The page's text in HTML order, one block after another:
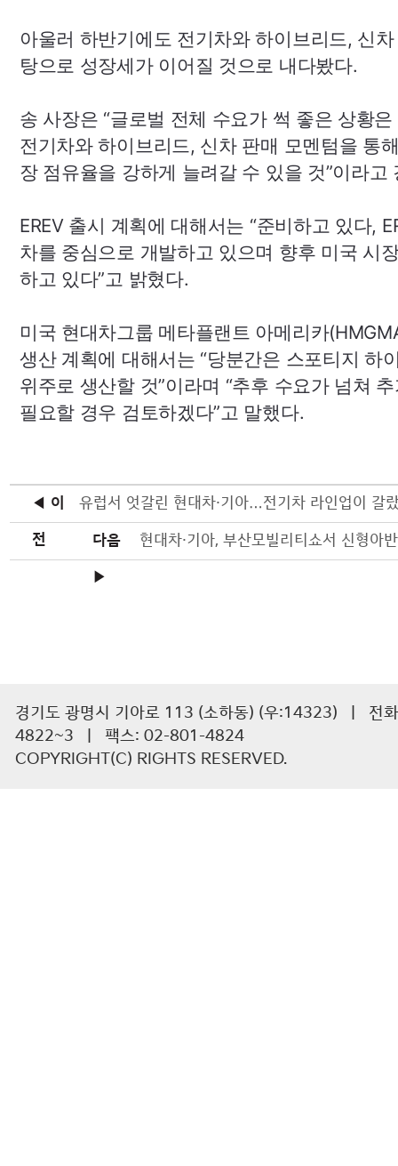
아울러 하반기에도 전기차와 하이브리드, 신
탕으로 성장세가 이어질 것으로 내다봤다.
송 사장은 “글로벌 전체 수요가 썩 좋은 상황
전기차와 하이브리드, 신차 판매 모멘텀을 통
장 점유율을 강하게 늘려갈 수 있을 것”이라고
EREV출시 계획에 대해서는 “준비하고 있다,
차를 중심으로 개발하고 있으며 향후 미국 시
하고 있다”고 밝혔다.
미국 현대차그룹 메타플랜트 아메리카(
생산 계획에 대해서는 “당분간은 스포티지 하
위주로 생산할 것”이라며 “추후 수요가 넘쳐
필요할 경우 검토하겠다”고 말했다.
◀ 이
전
유럽서 엇갈린 현대차·기아…전기차 라인업이 갈
다음
▶
경기도 광명시 기아로 113 (소하동) (우:14323) | 전
4822~3 | 팩스: 02-801-4824
COPYRIGHT(C) RIGHTS RESERVED.